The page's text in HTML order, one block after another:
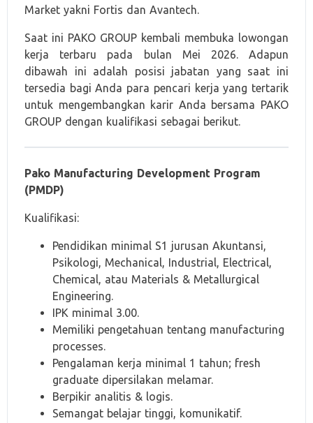
Market yakni Fortis dan Avantech.
Saat ini PAKO GROUP kembali membuka lowongan
kerja terbaru pada bulan Mei 2026. Adapun
dibawah ini adalah posisi jabatan yang saat ini
tersedia bagi Anda para pencari kerja yang tertarik
untuk mengembangkan karir Anda bersama PAKO
GROUP dengan kualifikasi sebagai berikut.
Pako Manufacturing Development Program
(PMDP)
Kualifikasi:
Pendidikan minimal S1 jurusan Akuntansi,
Psikologi, Mechanical, Industrial, Electrical,
Chemical, atau Materials & Metallurgical
Engineering.
IPK minimal 3.00.
Memiliki pengetahuan tentang manufacturing
processes.
Pengalaman kerja minimal 1 tahun; fresh
graduate dipersilakan melamar.
Berpikir analitis & logis.
Semangat belajar tinggi, komunikatif.